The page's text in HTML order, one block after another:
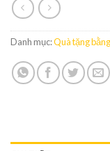
Danh mục:Quà tặng